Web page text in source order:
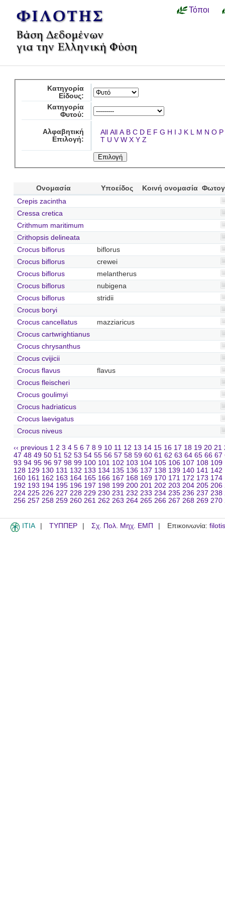
Τόποι
Κατηγορία
Είδους:
Κατηγορία
Φυτού:
Αλφαβητική
Επιλογή:
All All A B C D E F G H I J K L M N O P
T U V W X Y Z
Ονομασία Υποείδος Κοινή ονομασία
Crepis zacintha
Cressa cretica
Crithmum maritimum
Crithopsis delineata
Crocus biflorus
biflorus
Crocus biflorus
crewei
Crocus biflorus
melantherus
Crocus biflorus
nubigena
Crocus biflorus
stridii
Crocus boryi
Crocus cancellatus
mazziaricus
Crocus cartwrightianus
Crocus chrysanthus
Crocus cvijicii
Crocus flavus
flavus
Crocus fleischeri
Crocus goulimyi
Crocus hadriaticus
Crocus laevigatus
Crocus niveus
‹‹ previous 1 2 3 4 5 6 7 8 9 10 11 12 13 14 15 16 17 18 19 20 21
47 48 49 50 51 52 53 54 55 56 57 58 59 60 61 62 63 64 65 66 67
93 94 95 96 97 98 99 100 101 102 103 104 105 106 107 108 109
128 129 130 131 132 133 134 135 136 137 138 139 140 141 142
160 161 162 163 164 165 166 167 168 169 170 171 172 173 174
192 193 194 195 196 197 198 199 200 201 202 203 204 205 206
224 225 226 227 228 229 230 231 232 233 234 235 236 237 238
256 257 258 259 260 261 262 263 264 265 266 267 268 269 270
ITIA ΤΥΠΠΕΡ Σχ. Πολ. Μηχ. ΕΜΠ Επικοινωνία: